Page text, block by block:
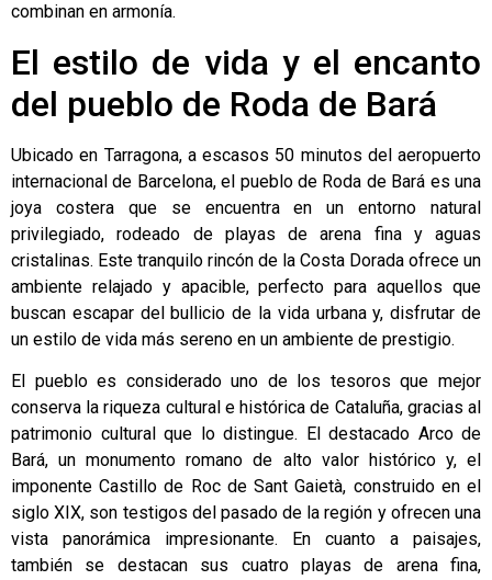
combinan en armonía.
El estilo de vida y el encanto
del pueblo de Roda de Bará
Ubicado en Tarragona, a escasos 50 minutos del aeropuerto
internacional de Barcelona, el pueblo de Roda de Bará es una
joya costera que se encuentra en un entorno natural
privilegiado, rodeado de playas de arena fina y aguas
cristalinas. Este tranquilo rincón de la Costa Dorada ofrece un
ambiente relajado y apacible, perfecto para aquellos que
buscan escapar del bullicio de la vida urbana y, disfrutar de
un estilo de vida más sereno en un ambiente de prestigio.
El pueblo es considerado uno de los tesoros que mejor
conserva la riqueza cultural e histórica de Cataluña, gracias al
patrimonio cultural que lo distingue. El destacado Arco de
Bará, un monumento romano de alto valor histórico y, el
imponente Castillo de Roc de Sant Gaietà, construido en el
siglo XIX, son testigos del pasado de la región y ofrecen una
vista panorámica impresionante. En cuanto a paisajes,
también se destacan sus cuatro playas de arena fina,